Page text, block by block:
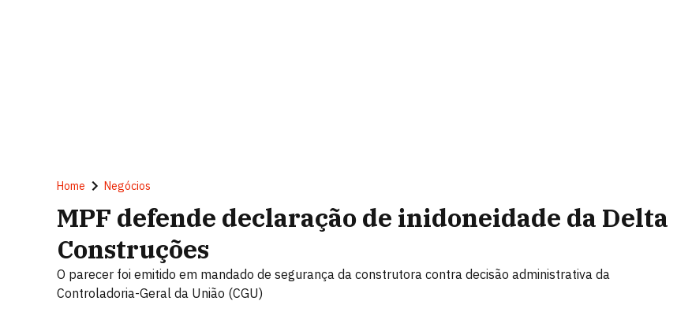
Home Negócios
MPF defende declaração de inidoneidade da Delta
Construções
O parecer foi emitido em mandado de segurança da construtora contra decisão administrativa da
Controladoria-Geral da União (CGU)